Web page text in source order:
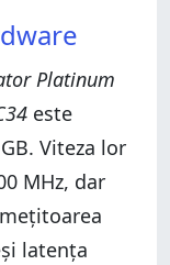
Platinum
este
Viteza lor
MHz, dar
latența